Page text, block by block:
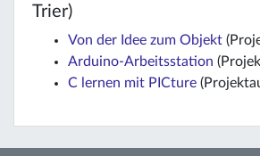
Trier)
Von der Idee zum Objekt
Arduino-Arbeitsstation
C lernen mit PICture